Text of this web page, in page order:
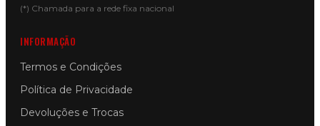
(*) Chamada para a rede fixa nacional
INFORMAÇÃO
Termos e Condições
Política de Privacidade
Devoluções e Trocas